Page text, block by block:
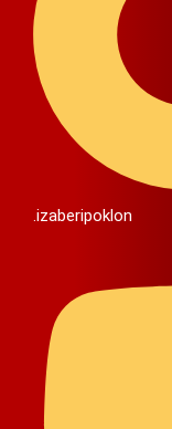
.izaberipoklon